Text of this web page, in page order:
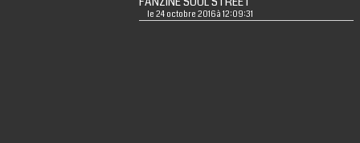
le 24 octobre 2016 à 12:09:31